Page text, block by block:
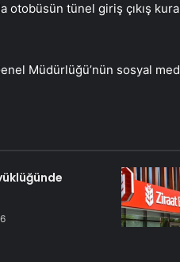
otobüsün tünel giriş çıkış
Müdürlüğü’nün sosyal